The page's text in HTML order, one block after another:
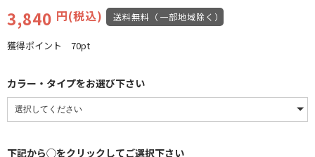
rating
3,840 円(税込) 送料無料（一部地域除く）
獲得ポイント 70pt
カラー・タイプをお選び下さい
下記から◯をクリックしてご選択下さい